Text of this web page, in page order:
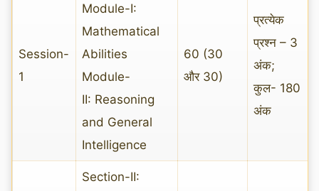
Session-
1
Module-I:
Mathematical
Abilities
Module-
II: Reasoning
and General
Intelligence
60 (30
और 30)
प्रत्येक
प्रश्न – 3
अंक;
कुल- 180
अंक
Section-II: